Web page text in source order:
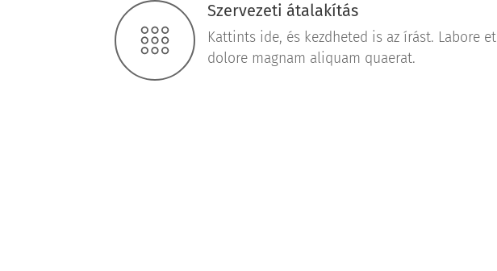
Szervezeti átalakítás
Kattints ide, és kezdheted is az írást. Labore et
dolore magnam aliquam quaerat.